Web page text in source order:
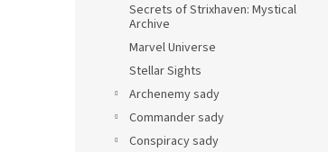
Secrets of Strixhaven: Mystical
Archive
Marvel Universe
Stellar Sights
Archenemy sady
Commander sady
Conspiracy sady